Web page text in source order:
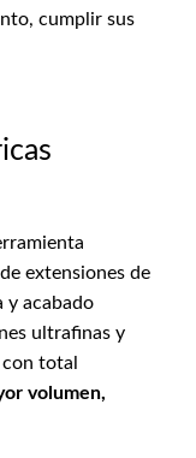
cumplir sus
extensiones de
y acabado
ultrafinas y
total
volumen,